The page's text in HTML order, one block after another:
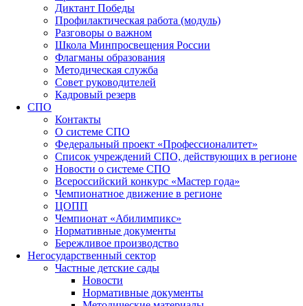
Диктант Победы
Профилактическая работа (модуль)
Разговоры о важном
Школа Минпросвещения России
Флагманы образования
Методическая служба
Совет руководителей
Кадровый резерв
СПО
Контакты
О системе СПО
Федеральный проект «Профессионалитет»
Список учреждений СПО, действующих в регионе
Новости о системе СПО
Всероссийский конкурс «Мастер года»
Чемпионатное движение в регионе
ЦОПП
Чемпионат «Абилимпикс»
Нормативные документы
Бережливое производство
Негосударственный сектор
Частные детские сады
Новости
Нормативные документы